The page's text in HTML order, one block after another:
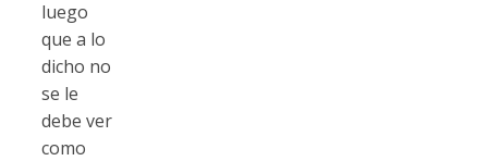
luego
que a lo
dicho no
se le
debe ver
como